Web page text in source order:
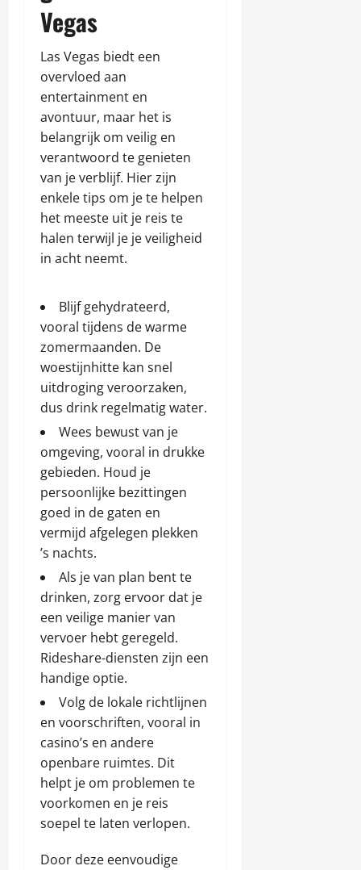
Vegas
Las Vegas biedt een
overvloed aan
entertainment en
avontuur, maar het is
belangrijk om veilig en
verantwoord te genieten
van je verblijf. Hier zijn
enkele tips om je te helpen
het meeste uit je reis te
halen terwijl je je veiligheid
in acht neemt.
Blijf gehydrateerd,
vooral tijdens de warme
zomermaanden. De
woestijnhitte kan snel
uitdroging veroorzaken,
dus drink regelmatig water.
Wees bewust van je
omgeving, vooral in drukke
gebieden. Houd je
persoonlijke bezittingen
goed in de gaten en
vermijd afgelegen plekken
’s nachts.
Als je van plan bent te
drinken, zorg ervoor dat je
een veilige manier van
vervoer hebt geregeld.
Rideshare-diensten zijn een
handige optie.
Volg de lokale richtlijnen
en voorschriften, vooral in
casino’s en andere
openbare ruimtes. Dit
helpt je om problemen te
voorkomen en je reis
soepel te laten verlopen.
Door deze eenvoudige